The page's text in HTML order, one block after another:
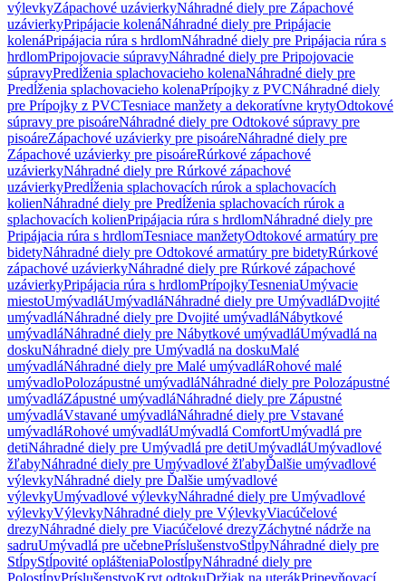
výlevkyZápachové uzávierkyNáhradné diely pre Zápachové
uzávierkyPripájacie kolenáNáhradné diely pre Pripájacie
kolenáPripájacia rúra s hrdlomNáhradné diely pre Pripájacia rúra s
hrdlomPripojovacie súpravyNáhradné diely pre Pripojovacie
súpravyPredĺženia splachovacieho kolenaNáhradné diely pre
Predĺženia splachovacieho kolenaPrípojky z PVCNáhradné diely
pre Prípojky z PVCTesniace manžety a dekoratívne krytyOdtokové
súpravy pre pisoáreNáhradné diely pre Odtokové súpravy pre
pisoáreZápachové uzávierky pre pisoáreNáhradné diely pre
Zápachové uzávierky pre pisoáreRúrkové zápachové
uzávierkyNáhradné diely pre Rúrkové zápachové
uzávierkyPredĺženia splachovacích rúrok a splachovacích
kolienNáhradné diely pre Predĺženia splachovacích rúrok a
splachovacích kolienPripájacia rúra s hrdlomNáhradné diely pre
Pripájacia rúra s hrdlomTesniace manžetyOdtokové armatúry pre
bidetyNáhradné diely pre Odtokové armatúry pre bidetyRúrkové
zápachové uzávierkyNáhradné diely pre Rúrkové zápachové
uzávierkyPripájacia rúra s hrdlomPrípojkyTesneniaUmývacie
miestoUmývadláUmývadláNáhradné diely pre UmývadláDvojité
umývadláNáhradné diely pre Dvojité umývadláNábytkové
umývadláNáhradné diely pre Nábytkové umývadláUmývadlá na
doskuNáhradné diely pre Umývadlá na doskuMalé
umývadláNáhradné diely pre Malé umývadláRohové malé
umývadloPolozápustné umývadláNáhradné diely pre Polozápustné
umývadláZápustné umývadláNáhradné diely pre Zápustné
umývadláVstavané umývadláNáhradné diely pre Vstavané
umývadláRohové umývadláUmývadlá ComfortUmývadlá pre
detiNáhradné diely pre Umývadlá pre detiUmývadláUmývadlové
žľabyNáhradné diely pre Umývadlové žľabyĎalšie umývadlové
výlevkyNáhradné diely pre Ďalšie umývadlové
výlevkyUmývadlové výlevkyNáhradné diely pre Umývadlové
výlevkyVýlevkyNáhradné diely pre VýlevkyViacúčelové
drezyNáhradné diely pre Viacúčelové drezyZáchytné nádrže na
sadruUmývadlá pre učebnePríslušenstvoStĺpyNáhradné diely pre
StĺpyStĺpovité oplášteniaPolostĺpyNáhradné diely pre
PolostĺpyPríslušenstvoKryt odtokuDržiak na uterákPripevňovací